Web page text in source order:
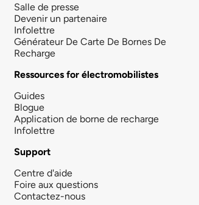
Salle de presse
Devenir un partenaire
Infolettre
Générateur De Carte De Bornes De
Recharge
Ressources for électromobilistes
Guides
Blogue
Application de borne de recharge
Infolettre
Support
Centre d'aide
Foire aux questions
Contactez-nous